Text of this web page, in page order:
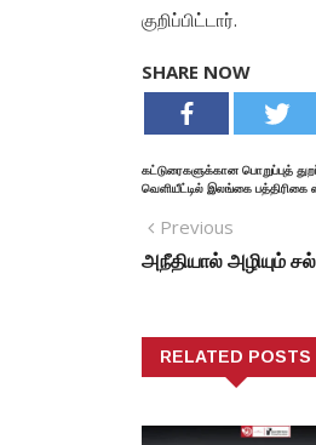
குறிப்பிட்டார்.
SHARE NOW
கட்டுரைகளுக்கான பொறுப்புத்
வெளியீட்டில் இலங்கை
Previous
அநீதியால் அழியும்
RELATED POSTS